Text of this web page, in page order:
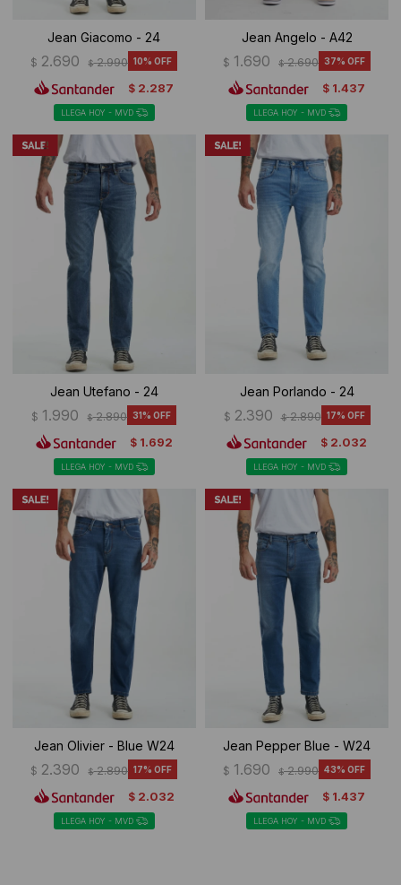
Jean Giacomo - 24
$ 2.690 $ 2.990 10
$ 2.287
LLEGA HOY - MVD
Jean Angelo - A42
$ 1.690 $ 2.690 37
$ 1.437
LLEGA HOY - MVD
Jean Utefano - 24
$ 1.990 $ 2.890 31
$ 1.692
LLEGA HOY - MVD
Jean Porlando - 24
$ 2.390 $ 2.890 17
$ 2.032
LLEGA HOY - MVD
Jean Olivier - Blue W24
$ 2.390 $ 2.890 17
$ 2.032
LLEGA HOY - MVD
Jean Pepper Blue - W24
$ 1.690 $ 2.990 43
$ 1.437
LLEGA HOY - MVD